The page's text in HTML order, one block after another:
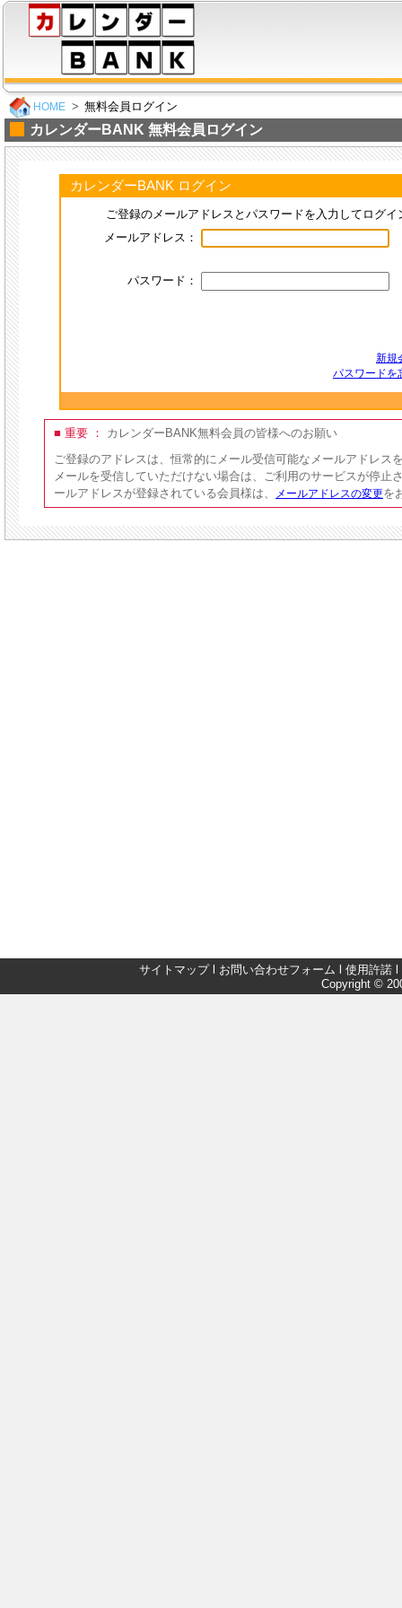
HOME 無料会員ログイン
カレンダーBANK 無料会員ログイン
カレンダーBANK ログイン
ご登録のメールアドレスとパスワードを入力してログイ
メールアドレス：
パスワード：
新規
パスワードを
■ 重要 ：
カレンダーBANK無料会員の皆様へのお願い
ご登録のアドレスは、恒常的にメール受信可能なメールアドレス
メールを受信していただけない場合は、ご利用のサービスが停止
ールアドレスが登録されている会員様は、
メールアドレスの変更を
サイトマップl お問い合わせフォーム 使用許諾
Copyright ©